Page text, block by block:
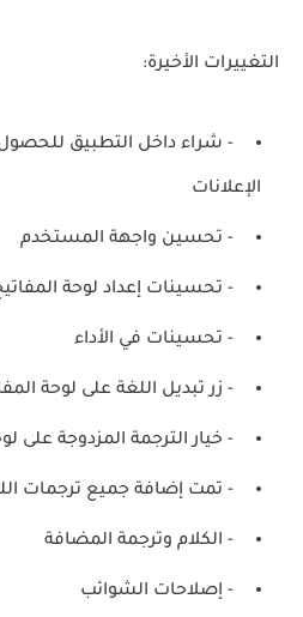
التغييرات الأخيرة:
- شراء داخل التطبيق
الإعلانات
- تحسين واجهة المستخدم
- تحسينات إعداد لوحة
- تحسينات في الأداء
- زر تبديل اللغة على لوحة
- خيار الترجمة المزدوجة على
- تمت إضافة جميع ترجمات
- الكلام وترجمة المضافة
- إصلاحات الشوائب